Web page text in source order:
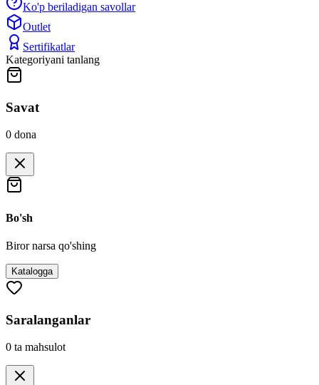
Ko'p beriladigan savollar
Outlet
Sertifikatlar
Kategoriyani tanlang
Savat
0 dona
Bo'sh
Biror narsa qo'shing
Katalogga
Saralanganlar
0 ta mahsulot